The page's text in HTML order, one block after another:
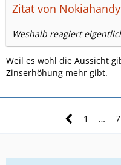
Zitat von
Weshalb reagiert
Weil es wohl die Aussicht
Zinserhöhung mehr gibt.
1 … 7